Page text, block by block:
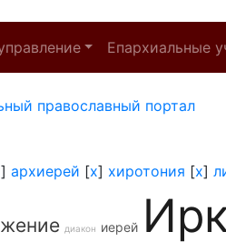
Епархиальные
православный портал
] архиерей [x] хиротония [x]
диакон иерей